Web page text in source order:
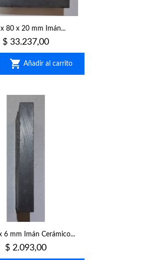
80 x 20 mm Imán...
Precio
$ 33.237,00
 Añadir al carrito
6 mm Imán Cerámico...
Precio
$ 2.093,00